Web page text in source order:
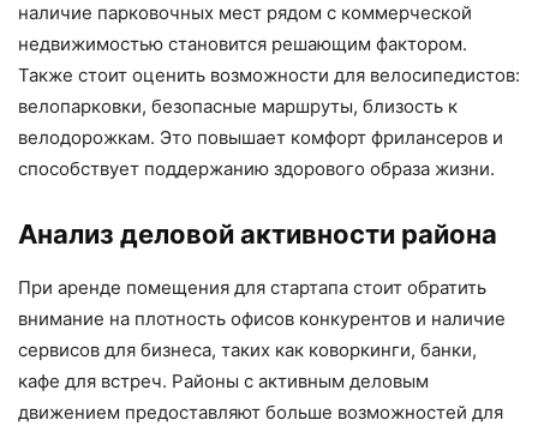
наличие парковочных мест рядом с коммерческой
недвижимостью становится решающим фактором.
Также стоит оценить возможности для велосипедистов:
велопарковки, безопасные маршруты, близость к
велодорожкам. Это повышает комфорт фрилансеров и
способствует поддержанию здорового образа жизни.
Анализ деловой активности района
При аренде помещения для стартапа стоит обратить
внимание на плотность офисов конкурентов и наличие
сервисов для бизнеса, таких как коворкинги, банки,
кафе для встреч. Районы с активным деловым
движением предоставляют больше возможностей для